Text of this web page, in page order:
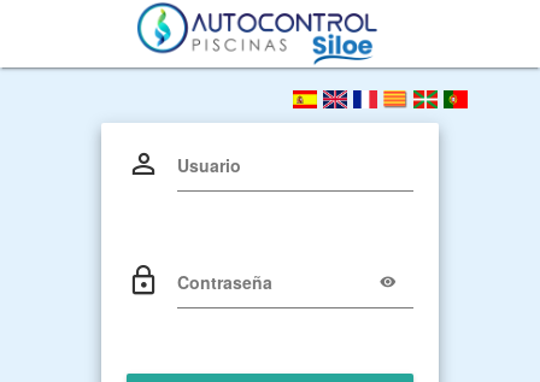
Usuario
Contraseña